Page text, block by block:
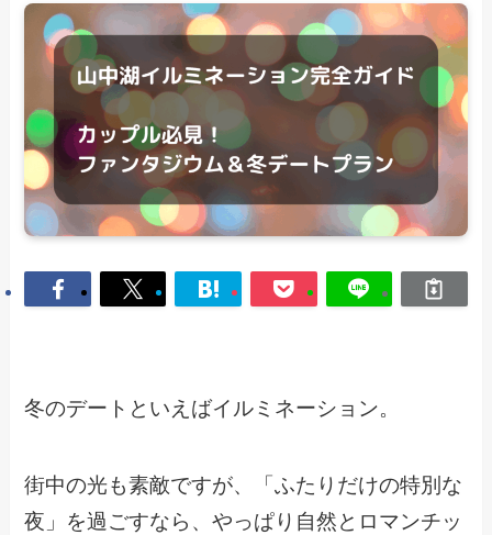
冬のデートといえばイルミネーション。
街中の光も素敵ですが、「ふたりだけの特別な
夜」を過ごすなら、やっぱり自然とロマンチッ